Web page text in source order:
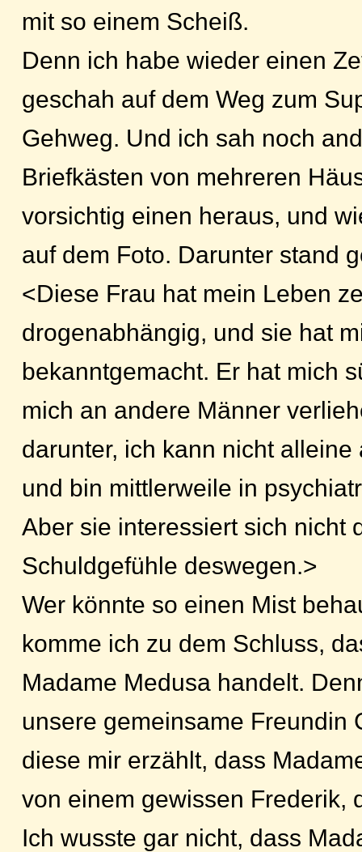
mit so einem Scheiß.
Denn ich habe wieder einen
geschah auf dem Weg zum
Gehweg. Und ich sah noch
Briefkästen von mehreren
vorsichtig einen heraus, und
auf dem Foto. Darunter stand
<Diese Frau hat mein Leben
drogenabhängig, und sie hat
bekanntgemacht. Er hat mich
mich an andere Männer
darunter, ich kann nicht
und bin mittlerweile in
Aber sie interessiert sich nicht
Schuldgefühle deswegen.>
Wer könnte so einen Mist
komme ich zu dem Schluss,
Madame Medusa handelt.
unsere gemeinsame Freundin
diese mir erzählt, dass
von einem gewissen Frederik,
Ich wusste gar nicht, dass